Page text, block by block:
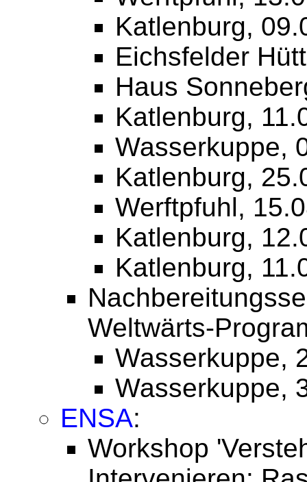
Katlenburg,
Eichsfelder
Haus
Katlenburg,
Wasserkuppe,
Katlenburg,
Werftpfuhl,
Katlenburg,
Katlenburg,
Weltwärts-
Wasserkuppe,
Wasserkuppe,
ENSA:
Workshop